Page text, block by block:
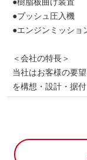
●ブッシュ圧入機
●エンジンミッショ
＜会社の特長＞
当社はお客様の要
を構想・設計・据